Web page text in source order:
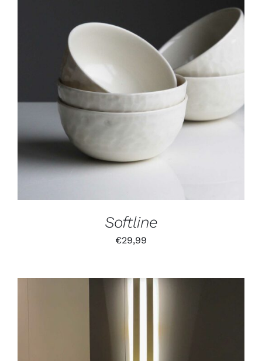
IN DEN WARENKORB
/
DETAILS
Softline
€29,99